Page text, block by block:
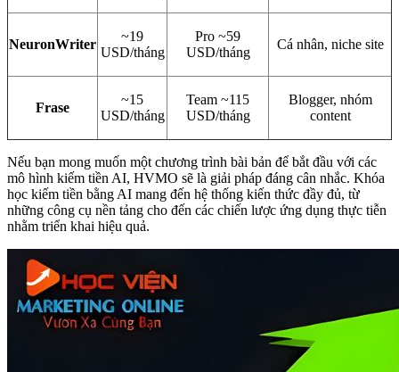
NeuronWriter
~19
USD/tháng
Pro ~59
USD/tháng
Cá nhân, niche site
Frase
~15
USD/tháng
Team ~115
USD/tháng
Blogger, nhóm
content
Nếu bạn mong muốn một chương trình bài bản để bắt đầu với các
mô hình kiếm tiền AI, HVMO sẽ là giải pháp đáng cân nhắc. Khóa
học kiếm tiền bằng AI mang đến hệ thống kiến thức đầy đủ, từ
những công cụ nền tảng cho đến các chiến lược ứng dụng thực tiễn
nhằm triển khai hiệu quả.